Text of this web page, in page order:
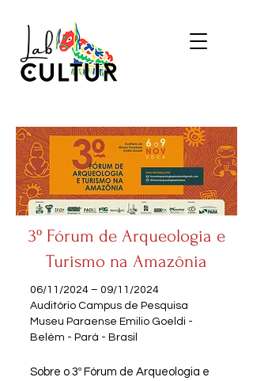
3º Fórum de Arqueologia e
Turismo na Amazônia
06/11/2024 – 09/11/2024
Auditório Campus de Pesquisa
Museu Paraense Emilio Goeldi -
Belém - Pará - Brasil
Sobre o 3º Fórum de Arqueologia e